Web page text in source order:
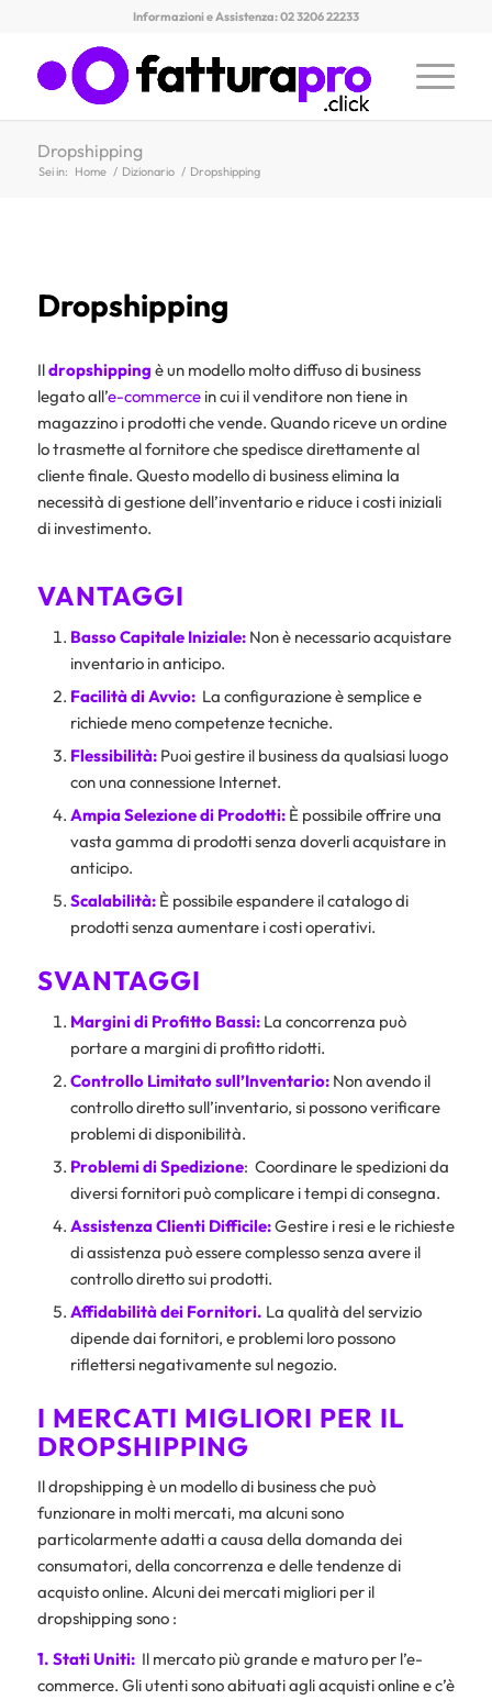
Informazioni e Assistenza: 02 3206 22233
Dropshipping
Sei in: Home / Dizionario / Dropshipping
Dropshipping
Ildropshipping è un modello molto diffuso di business
legato all’e-commercein cui il venditore non tiene in
magazzino i prodotti che vende. Quando riceve un ordine
lo trasmette al fornitore che spedisce direttamente al
cliente finale. Questo modello di business elimina la
necessità di gestione dell’inventario e riduce i costi iniziali
di investimento.
VANTAGGI
Basso Capitale Iniziale: Non è necessario acquistare
inventario in anticipo.
Facilità di Avvio: La configurazione è semplice e
richiede meno competenze tecniche.
Flessibilità: Puoi gestire il business da qualsiasi luogo
con una connessione Internet.
Ampia Selezione di Prodotti: È possibile offrire una
vasta gamma di prodotti senza doverli acquistare in
anticipo.
Scalabilità: È possibile espandere il catalogo di
prodotti senza aumentare i costi operativi.
SVANTAGGI
Margini di Profitto Bassi: La concorrenza può
portare a margini di profitto ridotti.
Controllo Limitato sull’Inventario: Non avendo il
controllo diretto sull’inventario, si possono verificare
problemi di disponibilità.
Problemi di Spedizione: Coordinare le spedizioni da
diversi fornitori può complicare i tempi di consegna.
Assistenza Clienti Difficile:Gestire i resi e le richieste
di assistenza può essere complesso senza avere il
controllo diretto sui prodotti.
Affidabilità dei Fornitori. La qualità del servizio
dipende dai fornitori, e problemi loro possono
riflettersi negativamente sul negozio.
I MERCATI MIGLIORI PER IL
DROPSHIPPING
Il dropshipping è un modello di business che può
funzionare in molti mercati, ma alcuni sono
particolarmente adatti a causa della domanda dei
consumatori, della concorrenza e delle tendenze di
acquisto online. Alcuni dei mercati migliori per il
dropshipping sono :
1. Stati Uniti: Il mercato più grande e maturo per l’e-
commerce. Gli utenti sono abituati agli acquisti online e c’è